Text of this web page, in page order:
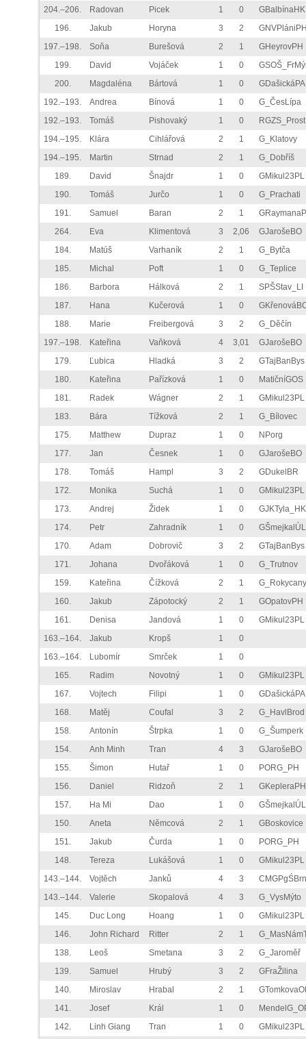
204.–206.
Radovan Picek 1 0
GBalbínaHK
196.
Jakub Horyna 3 2
197.–198.
Soňa Burešová 2 1
GHeyrovPH
199.
David Vojáček 1 0
200.
Magdaléna Bártová 1 0
GDašickáPA
192.–193.
Andrea Bínová 1 0
G_ČesLípa
192.–193.
Tomáš Pishovaký 1 0
RGZS_Prost
194.–195.
Klára Cihlářová 2 1
G_Klatovy
194.–195.
Martin Strnad 2 1
G_Dobříš
189.
David Šnajdr 1 0
GMikul23PL
190.
Tomáš Jurčo 1 0
G_Prachati
191.
Samuel Baran 2 1
264.
Eva Klimentová 3 2,06
GJarošeBO
184.
Matúš Varhaník 2 1
G_Bytča
185.
Michal Poft 1 0
G_Teplice
186.
Barbora Hálková 2 1
SPŠStav_LI
187.
Hana Kučerová 1 0
188.
Marie Freibergová 3 2
G_Děčín
197.–198.
Kateřina Vaňková 4 3,01
GJarošeBO
179.
Ľubica Hladká 3 2
GTajBanBys
180.
Kateřina Pařízková 1 0
MatičníGOS
181.
Radek Wágner 2 1
GMikul23PL
183.
Bára Tížková 2 1
G_Bílovec
175.
Matthew Dupraz 1 0
NPorg
177.
Jan Česnek 1 0
GJarošeBO
178.
Tomáš Hampl 3 2
GDukelBR
172.
Monika Suchá 1 0
GMikul23PL
173.
Andrej Židek 1 0
GJKTyla_HK
174.
Petr Zahradník 1 0
GŠmejkalÚL
170.
Adam Dobrovič 3 2
GTajBanBys
171.
Johana Dvořáková 1 0
G_Trutnov
159.
Kateřina Čížková 2 1
G_Rokycany
160.
Jakub Zápotocký 2 1
GOpatovPH
161.
Denisa Jandová 1 0
GMikul23PL
163.–164.
Jakub Kropš 1
0
163.–164.
Lubomír Smrček 1
0
165.
Radim Novotný 1 0
GMikul23PL
167.
Vojtech Filipi 1 0
GDašickáPA
168.
Matěj Coufal 3 2
G_HavlBrod
158.
Antonín Štrpka 1 0
G_Šumperk
154.
Anh Minh Tran 4 3
GJarošeBO
155.
Šimon Hutař 1 0
PORG_PH
156.
Daniel Ridzoň 2 1
GKepleraPH
157.
Ha Mi Dao 1 0
GŠmejkalÚL
150.
Aneta Němcová 2 1
GBoskovice
151.
Jakub Čurda 1 0
PORG_PH
148.
Tereza Lukášová 1 0
GMikul23PL
143.–144.
Vojtěch Janků 4 3
143.–144.
Valerie Skopalová 4 3
G_VysMýto
145.
Duc Long Hoang 1 0
GMikul23PL
146.
John Richard Ritter 2 1
138.
Leoš Smetana 3 2
G_Jaroměř
139.
Samuel Hrubý 3 2
GFraŽilina
140.
Miroslav Hrabal 2 1
141.
Josef Král 1 0
142.
Linh Giang Tran 1 0 GMikul23PL